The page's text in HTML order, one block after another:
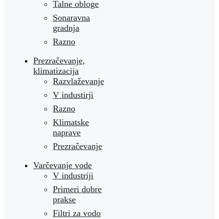
Talne obloge
Sonaravna
gradnja
Razno
Prezračevanje,
klimatizacija
Razvlaževanje
V industirji
Razno
Klimatske
naprave
Prezračevanje
Varčevanje vode
V industriji
Primeri dobre
prakse
Filtri za vodo